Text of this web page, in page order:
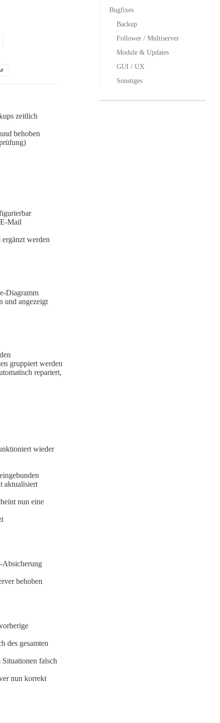
zeitlich
behoben
E-Mail
werden
Diagramm
und angezeigt
gruppiert werden
repariert,
wieder
aktualisiert
nun eine
Absicherung
behoben
des gesamten
Situationen falsch
nun korrekt
Bugfixes
Backup
Follower / Multiserver
Module & Updates
GUI / UX
Sonstiges